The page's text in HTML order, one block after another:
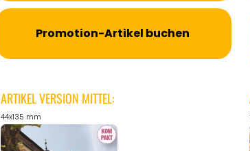
Promotion-Artikel buchen
ARTIKEL VERSION MITTEL:
44x135 mm